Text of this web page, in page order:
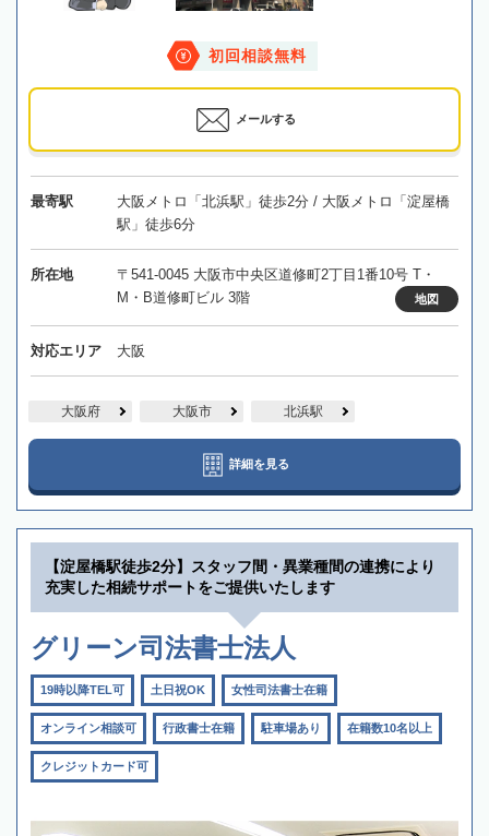
初回相談無料
メールする
最寄駅
大阪メトロ「北浜駅」徒歩2分 / 大阪メトロ「淀屋橋
駅」徒歩6分
所在地
〒541-0045 大阪市中央区道修町2丁目1番10号 T・
M・B道修町ビル 3階
地図
対応エリア 大阪
大阪府 大阪市 北浜駅
詳細を見る
【淀屋橋駅徒歩2分】スタッフ間・異業種間の連携により
充実した相続サポートをご提供いたします
グリーン司法書士法人
19時以降TEL可 土日祝OK 女性司法書士在籍
オンライン相談可 行政書士在籍 駐車場あり 在籍数10名以上
クレジットカード可